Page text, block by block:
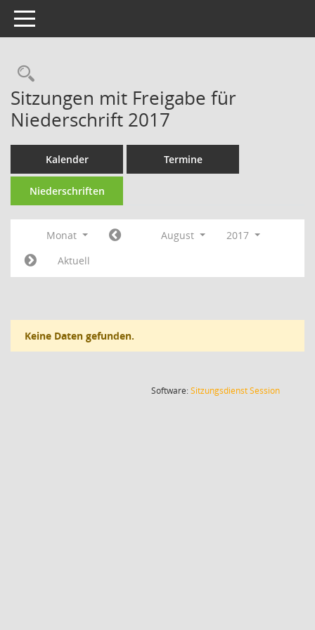
Toggle navigation
Rechercheauswahl
Sitzungen mit Freigabe für
Niederschrift 2017
Kalender Termine
Niederschriften
Monat August
2017
Aktuell
Keine Daten gefunden.
Software:SitzungsdienstSession(Wird in